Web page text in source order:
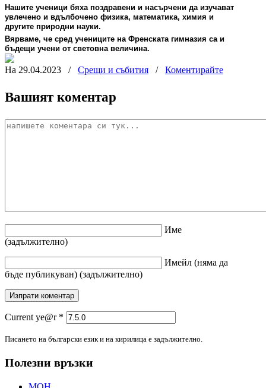
Нашите ученици бяха поздравени и насърчени да изучават
увлечено и вдълбочено физика, математика, химия и
другите природни науки.
Вярваме, че сред учениците на Френската гимназия са и
бъдещи учени от световна величина.
На 29.04.2023 / Срещи и събития / Коментирайте
Вашият коментар
Име
(задължително)
Имейл (няма да
бъде публикуван) (задължително)
Current ye@r *
Писането на български език и на кирилица е задължително.
Полезни връзки